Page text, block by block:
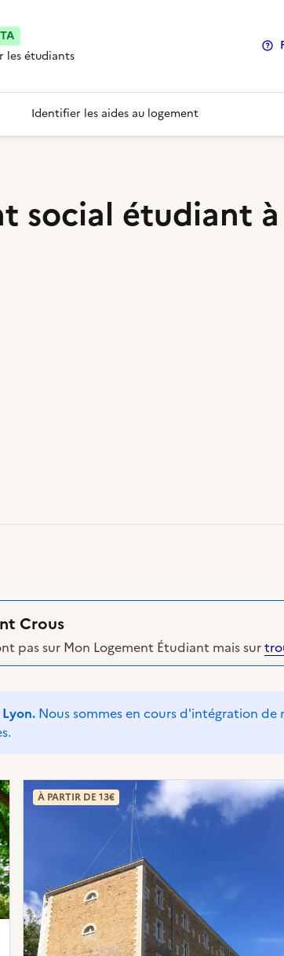
les étudiants
Identifier les aides au logement
social étudiant
Crous
pas sur Mon Logement Étudiant mais sur
Nous sommes en cours d'intégration de
À PARTIR DE 13€